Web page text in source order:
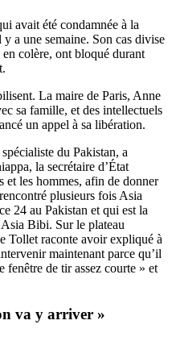
avait été condamnée à la
a une semaine. Son cas divise
en colère, ont bloqué durant
La maire de Paris, Anne
sa famille, et des intellectuels
un appel à sa libération.
du Pakistan, a
la secrétaire d’État
et les hommes, afin de donner
plusieurs fois Asia
24 au Pakistan et qui est la
Bibi. Sur le plateau
Tollet raconte avoir expliqué à
maintenant parce qu’il
fenêtre de tir assez courte » et
va y arriver »